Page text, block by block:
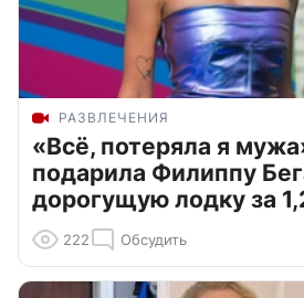
РАЗВЛЕЧЕНИЯ
«Всё, потеряла я
подарила Филиппу
дорогущую лодку за
222 Обсудить